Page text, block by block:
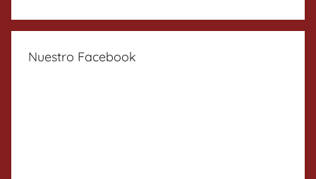
Nuestro Facebook